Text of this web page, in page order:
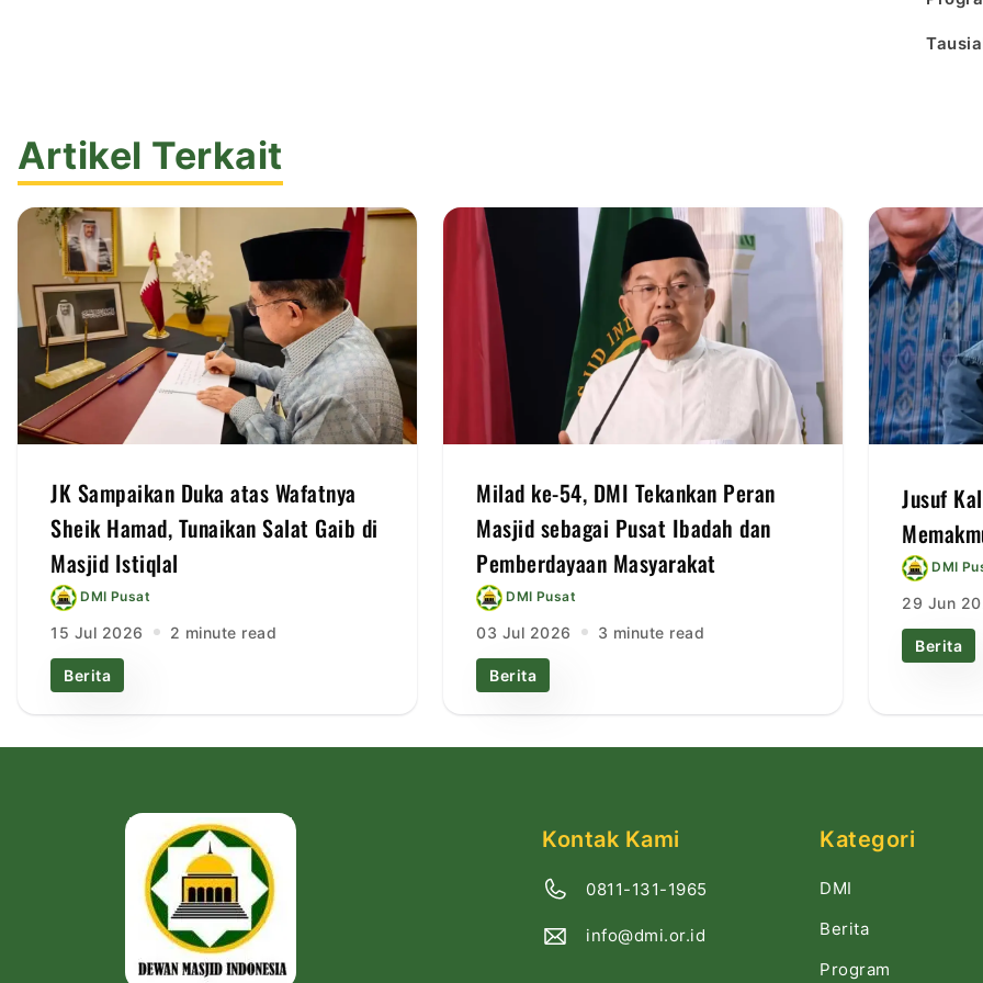
Artikel Terkait
JK Sampaikan Duka atas Wafatnya
Sheik Hamad, Tunaikan Salat Gaib di
Masjid Istiqlal
DMI Pusat
15 Jul 2026 2 minute read
Berita
Milad ke-54, DMI Tekankan Peran
Masjid sebagai Pusat Ibadah dan
Pemberdayaan Masyarakat
DMI Pusat
03 Jul 2026 3 minute read
Berita
Jusuf
DMI
29 Jun
Berita
Kontak Kami
0811-131-1965
info@dmi.or.id
Kategori
DMI
Berita
Program